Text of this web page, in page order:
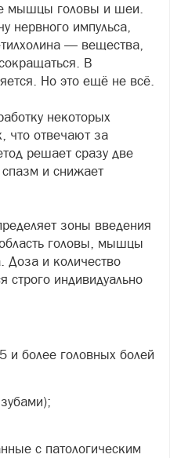
мышцы головы и шеи.
нервного импульса,
— вещества,
В
Но это ещё не всё.
некоторых
что отвечают за
решает сразу две
и снижает
зоны введения
головы, мышцы
Доза и количество
строго индивидуально
и более головных болей
с патологическим